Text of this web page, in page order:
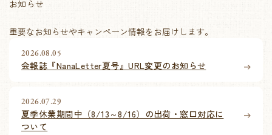
お知らせ
重要なお知らせやキャンペーン情報をお届けします。
2026.08.05
会報誌『NanaLetter夏号』URL変更のお知らせ
2026.07.29
夏季休業期間中（8/13～8/16）の出荷・窓口対応に
ついて